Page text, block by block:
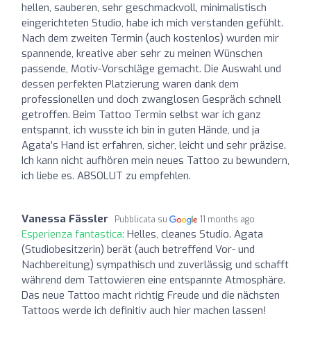
hellen, sauberen, sehr geschmackvoll, minimalistisch
eingerichteten Studio, habe ich mich verstanden gefühlt.
Nach dem zweiten Termin (auch kostenlos) wurden mir
spannende, kreative aber sehr zu meinen Wünschen
passende, Motiv-Vorschläge gemacht. Die Auswahl und
dessen perfekten Platzierung waren dank dem
professionellen und doch zwanglosen Gespräch schnell
getroffen. Beim Tattoo Termin selbst war ich ganz
entspannt, ich wusste ich bin in guten Hände, und ja
Agata’s Hand ist erfahren, sicher, leicht und sehr präzise.
Ich kann nicht aufhören mein neues Tattoo zu bewundern,
ich liebe es. ABSOLUT zu empfehlen.
Vanessa Fässler Pubblicata su 11 months ago
Esperienza fantastica: Helles, cleanes Studio. Agata
(Studiobesitzerin) berät (auch betreffend Vor- und
Nachbereitung) sympathisch und zuverlässig und schafft
während dem Tattowieren eine entspannte Atmosphäre.
Das neue Tattoo macht richtig Freude und die nächsten
Tattoos werde ich definitiv auch hier machen lassen!